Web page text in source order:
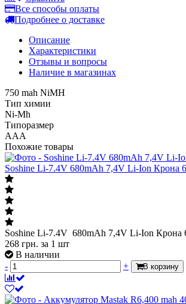
Все способы оплаты
Подробнее о доставке
Описание
Характеристики
Отзывы и вопросы
Наличие в магазинах
750 mah NiMH
Тип химии
Ni-Mh
Типоразмер
AAA
Похожие товары
Soshine Li-7.4V 680mAh 7,4V Li-Ion Крона
Soshine Li-7.4V 680mAh 7,4V Li-Ion Крона
268 грн. за 1 шт
В наличии
-
+ В корзину